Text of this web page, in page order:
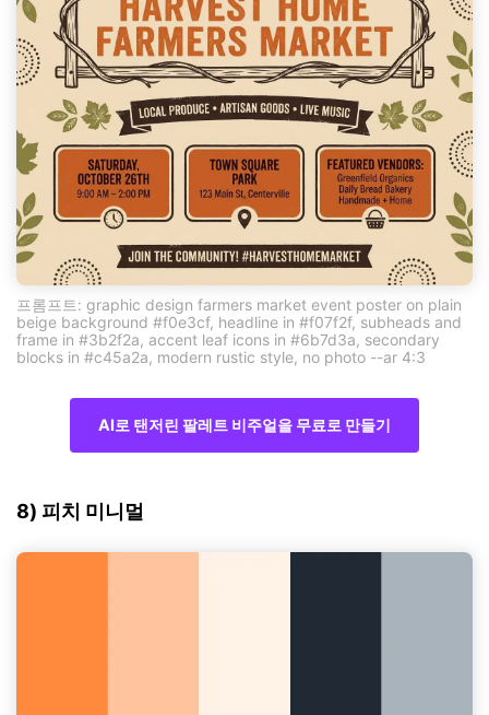
프롬프트: graphic design farmers market event poster on plain
beige background #f0e3cf, headline in #f07f2f, subheads and
frame in #3b2f2a, accent leaf icons in #6b7d3a, secondary
blocks in #c45a2a, modern rustic style, no photo --ar 4:3
AI로 탠저린 팔레트 비주얼을 무료로 만들기
8) 피치 미니멀